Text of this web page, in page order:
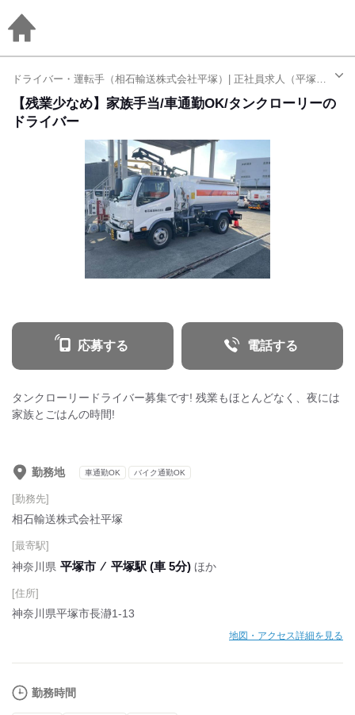
ドライバー・運転手（相石輸送株式会社平塚）| 正社員求人（平塚駅）
【残業少なめ】家族手当/車通勤OK/タンクローリーの
ドライバー
応募する 電話する
タンクローリードライバー募集です! 残業もほとんどなく、夜には
家族とごはんの時間!
勤務地 車通勤OK バイク通勤OK
[勤務先]
相石輸送株式会社平塚
[最寄駅]
神奈川県 平塚市 ⁄ 平塚駅 (車 5分) ほか
[住所]
神奈川県平塚市長瀞1-13
地図・アクセス詳細を見る
勤務時間